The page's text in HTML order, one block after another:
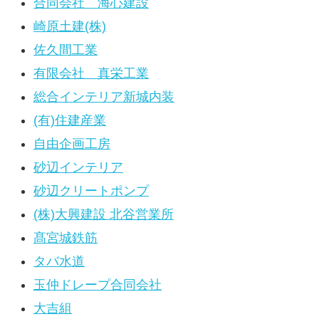
合同会社 海心建設
崎原土建(株)
佐久間工業
有限会社 真栄工業
総合インテリア新城内装
(有)住建産業
自由企画工房
砂辺インテリア
砂辺クリートポンプ
(株)大興建設 北谷営業所
髙宮城鉄筋
タバ水道
玉仲ドレープ合同会社
大吉組